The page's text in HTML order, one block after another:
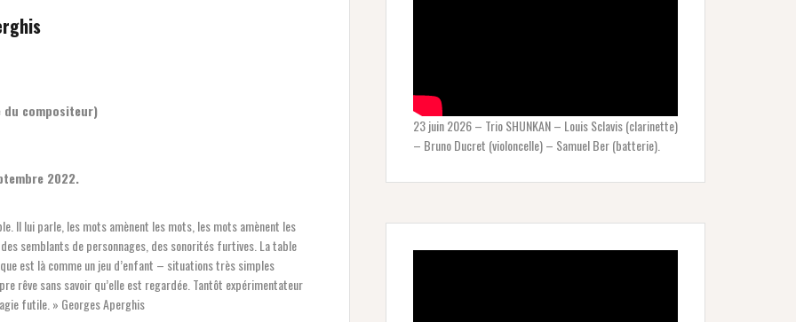
du compositeur)
2022.
Il lui parle, les mots amènent les mots, les mots amènent les
semblants de personnages, des sonorités furtives. La table
est là comme un jeu d’enfant – situations très simples
rêve sans savoir qu’elle est regardée. Tantôt expérimentateur
futile. » Georges Aperghis
23 juin 2026 – Trio SHUNKAN – Louis Sclavis (clarinette)
– Bruno Ducret (violoncelle) – Samuel Ber (batterie).